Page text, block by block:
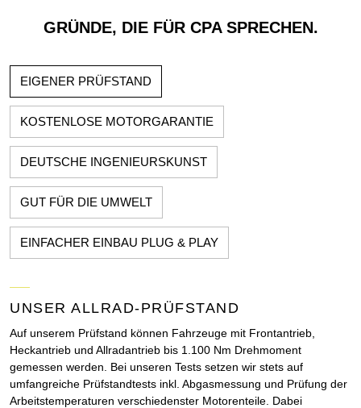
GRÜNDE, DIE FÜR CPA SPRECHEN.
EIGENER PRÜFSTAND
KOSTENLOSE MOTORGARANTIE
DEUTSCHE INGENIEURSKUNST
GUT FÜR DIE UMWELT
EINFACHER EINBAU PLUG & PLAY
UNSER ALLRAD-PRÜFSTAND
Auf unserem Prüfstand können Fahrzeuge mit Frontantrieb,
Heckantrieb und Allradantrieb bis 1.100 Nm Drehmoment
gemessen werden. Bei unseren Tests setzen wir stets auf
umfangreiche Prüfstandtests inkl. Abgasmessung und Prüfung der
Arbeitstemperaturen verschiedenster Motorenteile. Dabei